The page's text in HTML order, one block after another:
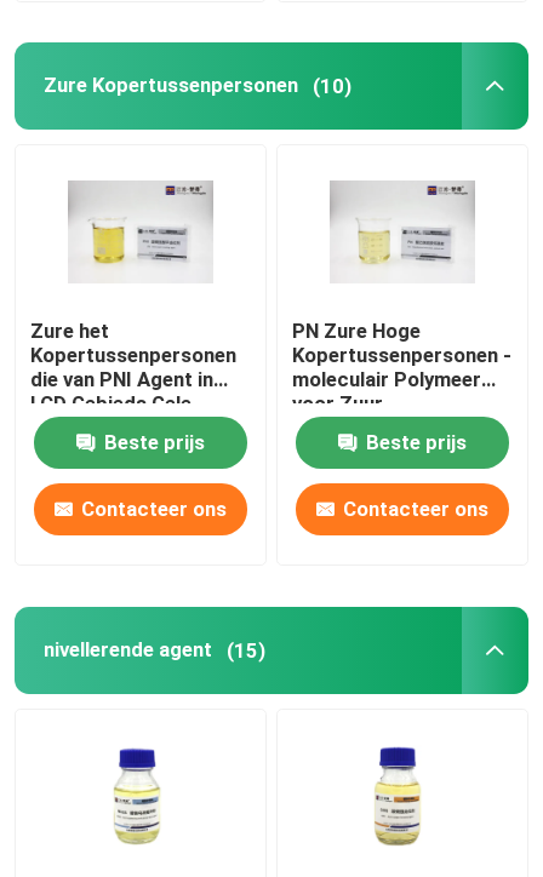
Zure Kopertussenpersonen (10)
Zure het
Kopertussenpersonen
die van PNI Agent in
LCD Gebieds Gele
Vloeistof nivelleren
Beste prijs
Contacteer ons
PN Zure Hoge
Kopertussenpersonen -
moleculair Polymeer
voor Zuur
Koperpoetsmiddel
Beste prijs
Contacteer ons
nivellerende agent (15)